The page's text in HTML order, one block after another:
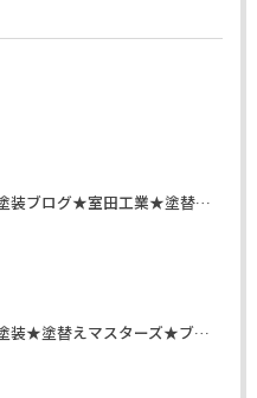
広島市の外壁塗装ブログ★室田工業★塗替えマスターズ★外壁リフォーム
広島市の外壁塗装★塗替えマスターズ★ブログ「初めて家を手入れするのに」